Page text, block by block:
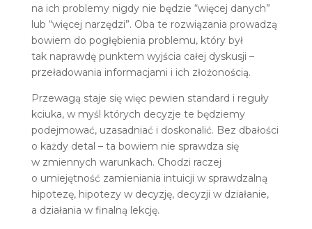
na ich problemy nigdy nie będzie “więcej danych”
lub “więcej narzędzi”. Oba te rozwiązania prowadzą
bowiem do pogłębienia problemu, który był
tak naprawdę punktem wyjścia całej dyskusji –
przeładowania informacjami i ich złożonością.
Przewagą staje się więc pewien standard i reguły
kciuka, w myśl których decyzje te będziemy
podejmować, uzasadniać i doskonalić. Bez dbałości
o każdy detal – ta bowiem nie sprawdza się
w zmiennych warunkach. Chodzi raczej
o umiejętność zamieniania intuicji w sprawdzalną
hipotezę, hipotezy w decyzję, decyzji w działanie,
a działania w finalną lekcję.